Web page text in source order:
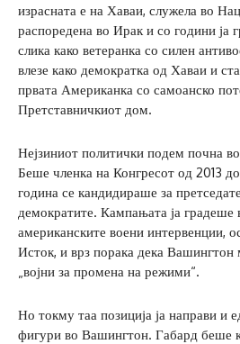
израсната е на Хаваи, служела во
распоредена во Ирак и со години ја
слика како ветеранка со силен
влезе како демократка од Хаваи и
првата Американка со самоанско
Претставничкиот дом.
Нејзиниот политички подем почна
Беше членка на Конгресот од 2013
година се кандидираше за
демократите. Кампањата ја градеше
американските воени интервенции,
Исток, и врз порака дека Вашингтон
„војни за промена на режими“.
Но токму таа позиција ја направи и
фигури во Вашингтон. Габард беше